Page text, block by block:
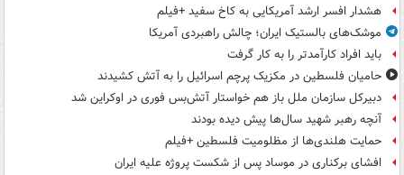
هشدار افسر ارشد آمریکایی به کاخ سفید +فیلم
موشک‌های بالستیک ایران؛ چالش راهبردی آمریکا
باید افراد کارآمدتر را به کار گرفت
حامیان فلسطین در مکزیک پرچم اسرائیل را به آتش کشیدند
دبیرکل سازمان ملل باز هم خواستار آتش‌بس فوری در اوکراین شد
آنچه رهبر شهید سال‌ها پیش دیده بودند
حمایت هلندی‌ها از مظلومیت فلسطین +فیلم
افشای برکناری در موساد پس از شکست پروژه علیه ایران